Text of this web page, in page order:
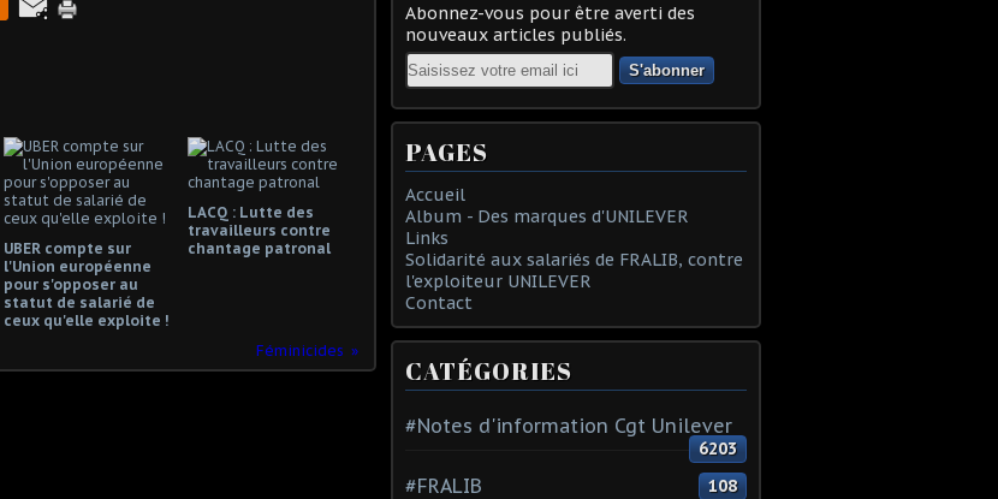
UBER compte sur
l'Union européenne
pour s'opposer au
statut de salarié de
ceux qu'elle exploite !
LACQ : Lutte des
travailleurs contre
chantage patronal
Féminicides
Abonnez-vous pour être averti des
nouveaux articles publiés.
Email
PAGES
Accueil
Album - Des marques d'UNILEVER
Links
Solidarité aux salariés de FRALIB, contre
l'exploiteur UNILEVER
Contact
CATÉGORIES
#Notes d'information Cgt Unilever
6203
#FRALIB 108